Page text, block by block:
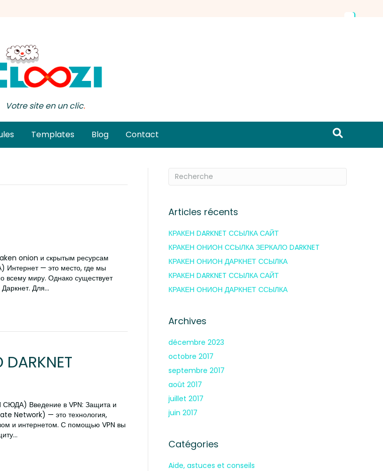
Votre site en un clic.
Templates Blog Contact
onion и скрытым ресурсам
— это место, где мы
миру. Однако существует
Для…
СЮДА) Введение в VPN: Защита и
Network) — это технология,
и интернетом. С помощью VPN вы
Articles récents
КРАКЕН DARKNET ССЫЛКА САЙТ
КРАКЕН ОНИОН ССЫЛКА ЗЕРКАЛО DARKNET
КРАКЕН ОНИОН ДАРКНЕТ ССЫЛКА
КРАКЕН DARKNET ССЫЛКА САЙТ
КРАКЕН ОНИОН ДАРКНЕТ ССЫЛКА
Archives
décembre 2023
octobre 2017
septembre 2017
août 2017
juillet 2017
juin 2017
Catégories
Aide, astuces et conseils